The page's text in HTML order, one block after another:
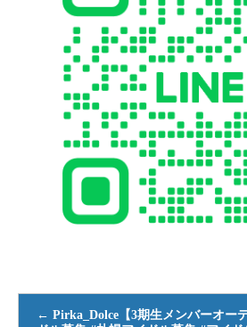
← Pirka_Dolce【3期生メンバーオー